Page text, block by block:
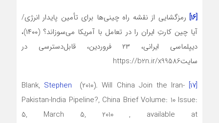
[۱۶]
رمزگشایی از نقشه راه چینی‌ها برای تأمین پایدار انرژی/
آیا چین کارتِ ایران را در تعامل با آمریکا می‌سوزاند؟ (۱۴۰۰)،
دیپلماسی ایرانی، ۲۳ فروردین، قابل‌دسترسی در
سایتhttps://b2n.ir/x99586
[۱۷] Blank,
Stephen
(2010). Will China Join the Iran-
Pakistan-India Pipeline?, China Brief Volume: 10 Issue:
5, March 5, 2010 , available at